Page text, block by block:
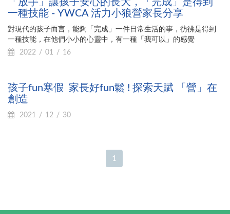
「放手」讓孩子安心的長大，「完成」是得到
一種技能 - YWCA 活力小狼營家長分享
對現代的孩子而言，能夠「完成」一件日常生活的事，彷彿是得到
一種技能，在他們小小的心靈中，有一種「我可以」的感覺
2022
01 16
孩子fun寒假 家長好fun鬆 ! 探索天賦 「營」在
創造
2021 12 30
1